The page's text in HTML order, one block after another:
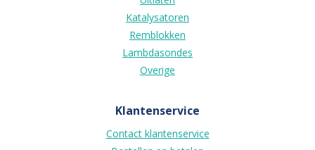
Katalysatoren
Remblokken
Lambdasondes
Overige
Klantenservice
Contact klantenservice